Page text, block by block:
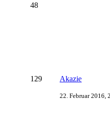
48
129 Akazie
22. Februar 2016,